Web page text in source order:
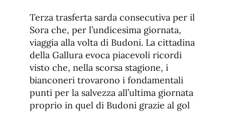
fuente
de
fuente.
Terza trasferta sarda consecutiva per il
Sora che, per l’undicesima giornata,
viaggia alla volta di Budoni. La cittadina
della Gallura evoca piacevoli ricordi
visto che, nella scorsa stagione, i
bianconeri trovarono i fondamentali
punti per la salvezza all’ultima giornata
proprio in quel di Budoni grazie al gol